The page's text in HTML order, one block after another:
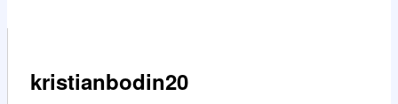
kristianbodin20